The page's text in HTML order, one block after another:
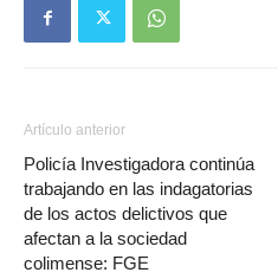
Artículo anterior
Policía Investigadora continúa
trabajando en las indagatorias
de los actos delictivos que
afectan a la sociedad
colimense: FGE